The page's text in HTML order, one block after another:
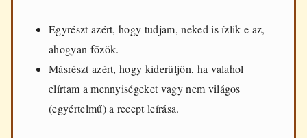
Egyrészt azért, hogy tudjam, neked is ízlik-e az,
ahogyan főzök.
Másrészt azért, hogy kiderüljön, ha valahol
elírtam a mennyiségeket vagy nem világos
(egyértelmű) a recept leírása.